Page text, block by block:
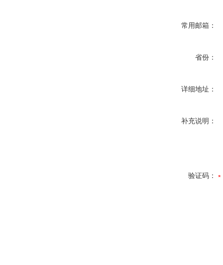
常用邮箱：
省份：
详细地址：
补充说明：
验证码：